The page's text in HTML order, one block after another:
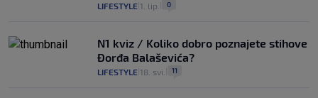
LIFESTYLE 1. lip. 0
N1 kviz / Koliko dobro poznajete stihove
Đorđa Balaševića?
LIFESTYLE 18. svi. 11